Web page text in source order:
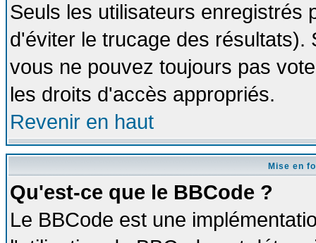
Seuls les utilisateurs enregistrés
d'éviter le trucage des
vous ne pouvez toujours pas
les droits d'accès appropriés.
Revenir en haut
Mise en
Qu'est-ce que le BBCode ?
Le BBCode est une